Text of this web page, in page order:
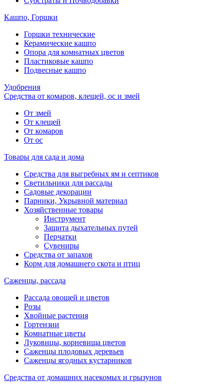
Кашпо, Горшки
Горшки технические
Керамические кашпо
Опора для комнатных цветов
Пластиковые кашпо
Подвесные кашпо
Удобрения
Средства от комаров, клещей, ос и змей
От змей
От клещей
От комаров
От ос
Товары для сада и дома
Средства для выгребных ям и септиков
Светильники для рассады
Садовые декорации
Парники, Укрывной материал
Хозяйственные товары
Инструмент
Защита дыхательных путей
Перчатки
Сувениры
Средства от запахов
Корм для домашнего скота и птиц
Саженцы, рассада
Рассада овощей и цветов
Розы
Хвойные растения
Гортензии
Комнатные цветы
Луковицы, корневища цветов
Саженцы плодовых деревьев
Саженцы ягодных кустарников
Средства от домашних насекомых и грызунов